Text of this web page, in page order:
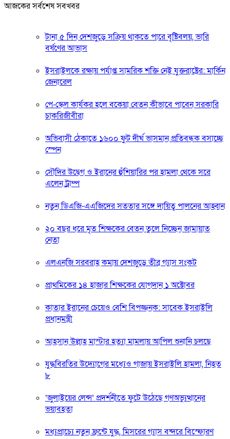
আজকের সর্বশেষ সবখবর
টানা ৫ দিন দেশজুড়ে সক্রিয় থাকতে পারে বৃষ্টিবলয়, ভারি
বর্ষণের আভাস
ইসরাইলকে রক্ষায় পর্যাপ্ত সামরিক শক্তি নেই যুক্তরাষ্ট্রের: মার্কিন
জেনারেল
পে-স্কেল কার্যকর হলে বকেয়া বেতন কীভাবে পাবেন সরকারি
চাকরিজীবীরা
অভিবাসী ঠেকাতে ১৬০০ ফুট দীর্ঘ ভাসমান প্রতিবন্ধক বসাচ্ছে
স্পেন
সৌদির উদ্বেগ ও ইরানের হুঁশিয়ারির পর হামলা থেকে সরে
এলেন ট্রাম্প
নতুন ডিএজি-এএজিদের সততার সঙ্গে দায়িত্ব পালনের আহ্বান
২০ বছর ধরে মৃত শিক্ষকের বেতন তুলে নিচ্ছেন জামায়াত
নেতা
এলএনজি সরবরাহ কমায় দেশজুড়ে তীব্র গ্যাস সংকট
প্রাথমিকের ১৪ হাজার শিক্ষকের যোগদান ১ অক্টোবর
কাতার ইরানের চেয়েও বেশি বিপজ্জনক: সাবেক ইসরাইলি
প্রধানমন্ত্রী
আহসান উল্লাহ মাস্টার হত্যা মামলায় আপিল শুনানি চলছে
যুদ্ধবিরতির উদ্যোগের মধ্যেও গাজায় ইসরাইলি হামলা, নিহত
৮
‘জুলাইয়ের লেন্স’ প্রদর্শনীতে ফুটে উঠেছে গণঅভ্যুত্থানের
ভয়াবহতা
মধ্যপ্রাচ্যে নতুন ফ্রন্টে যুদ্ধ, মিসরের গ্যাস বন্দরে বিস্ফোরণ